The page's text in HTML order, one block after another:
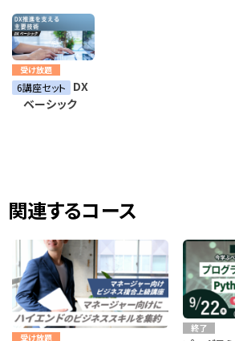
受け放題
6講座セット DX
ベーシック
関連するコース
受け放題
終了